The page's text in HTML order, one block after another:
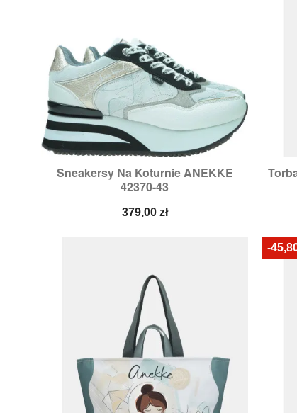
Sneakersy Na Koturnie ANEKKE
42370-43
Cena
379,00 zł
Szybki podgląd
-